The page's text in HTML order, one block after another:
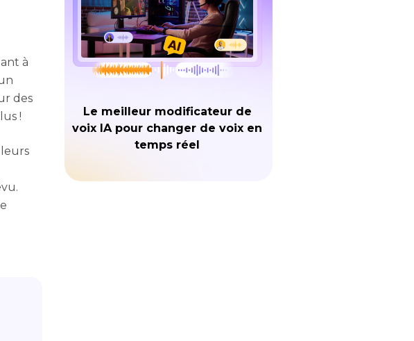
à
des
!
Le meilleur modificateur de
voix IA pour changer de voix en
temps réel